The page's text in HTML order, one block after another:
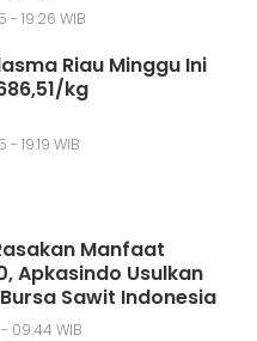
- 19:26 WIB
Riau Minggu Ini
kg
19:19 WIB
Manfaat
Apkasindo Usulkan
Sawit Indonesia
09:44 WIB